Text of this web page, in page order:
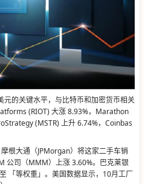
元的关键水平，与比特币和加密货币相关
(RIOT) 大涨 8.93%，Marathon
(MSTR) 上升 6.74%，Coinbas
根大通（JPMorgan）将这家二手车销
公司（MMM）上涨 3.60%。巴克莱银
「等权重」。美国数据显示，10月工厂